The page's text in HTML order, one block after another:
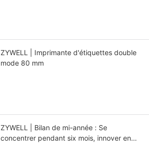
ZYWELL | Imprimante d'étiquettes double
mode 80 mm
ZYWELL | Bilan de mi-année : Se
concentrer pendant six mois, innover en